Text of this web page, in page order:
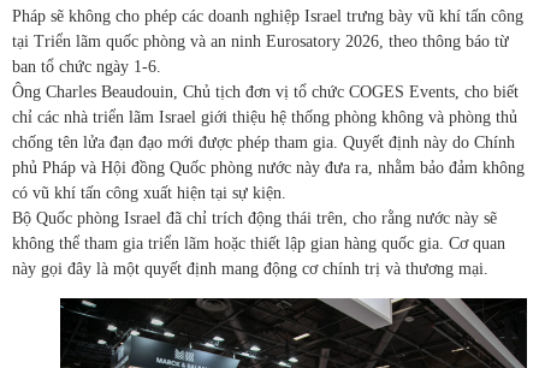
Pháp sẽ không cho phép các doanh nghiệp Israel trưng bày vũ khí tấn công
tại Triển lãm quốc phòng và an ninh Eurosatory 2026, theo thông báo từ
ban tổ chức ngày 1-6.
Ông Charles Beaudouin, Chủ tịch đơn vị tổ chức COGES Events, cho biết
chỉ các nhà triển lãm Israel giới thiệu hệ thống phòng không và phòng thủ
chống tên lửa đạn đạo mới được phép tham gia. Quyết định này do Chính
phủ Pháp và Hội đồng Quốc phòng nước này đưa ra, nhằm bảo đảm không
có vũ khí tấn công xuất hiện tại sự kiện.
Bộ Quốc phòng Israel đã chỉ trích động thái trên, cho rằng nước này sẽ
không thể tham gia triển lãm hoặc thiết lập gian hàng quốc gia. Cơ quan
này gọi đây là một quyết định mang động cơ chính trị và thương mại.